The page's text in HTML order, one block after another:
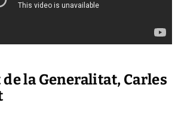
la Generalitat, Carles